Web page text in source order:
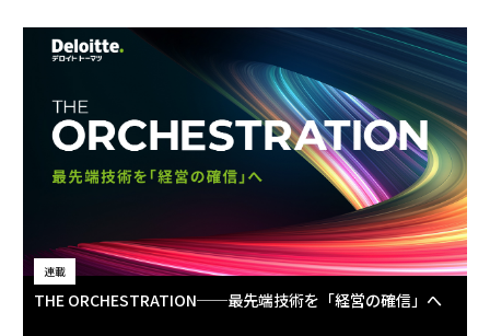
連載
THE ORCHESTRATION──最先端技術を「経営の確信」へ